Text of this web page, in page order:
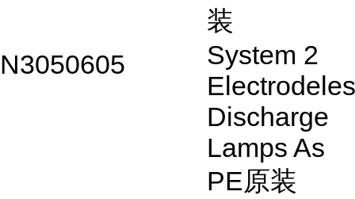
N3050605
装
System 2
Discharge
Lamps As
PE原装